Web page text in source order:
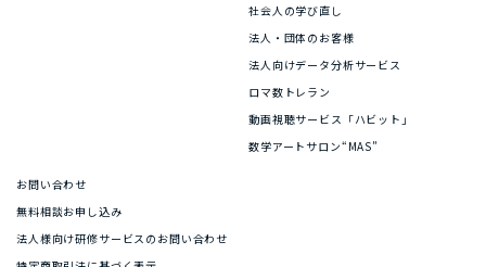
社会人の学び直し
法人・団体のお客様
法人向けデータ分析サービス
ロマ数トレラン
動画視聴サービス「ハビット」
数学アートサロン“MAS”
お問い合わせ
無料相談お申し込み
法人様向け研修サービスのお問い合わせ